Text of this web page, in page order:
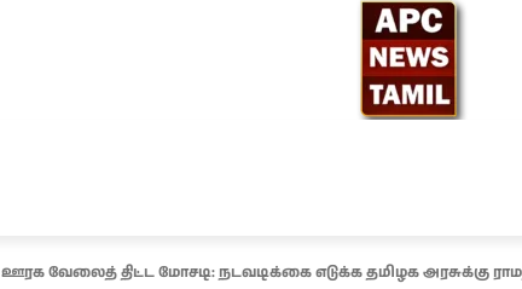
ஊரக வேலைத் திட்ட மோசடி: நடவடிக்கை எடுக்க தமிழக அரசுக்கு